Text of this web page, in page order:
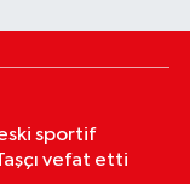
sportif
vefat etti